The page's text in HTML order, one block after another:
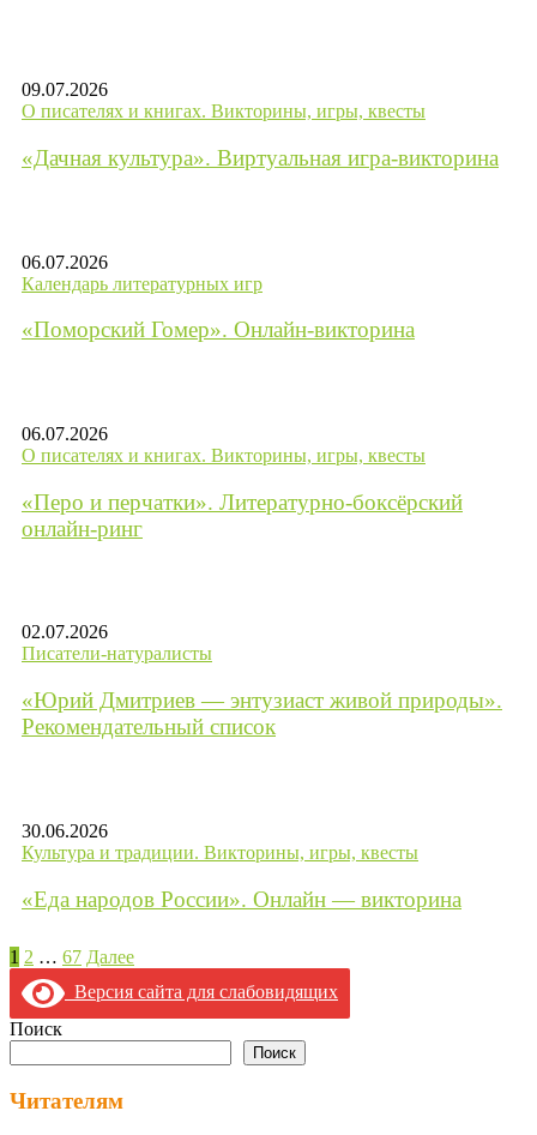
09.07.2026
О писателях и книгах. Викторины, игры, квесты
«Дачная культура». Виртуальная игра-викторина
06.07.2026
Календарь литературных игр
«Поморский Гомер». Онлайн-викторина
06.07.2026
О писателях и книгах. Викторины, игры, квесты
«Перо и перчатки». Литературно-боксёрский
онлайн-ринг
02.07.2026
Писатели-натуралисты
«Юрий Дмитриев — энтузиаст живой природы».
Рекомендательный список
30.06.2026
Культура и традиции. Викторины, игры, квесты
«Еда народов России». Онлайн — викторина
Пагинация
записей
1 2 … 67 Далее
Версия сайта для слабовидящих
Поиск
Поиск
Читателям